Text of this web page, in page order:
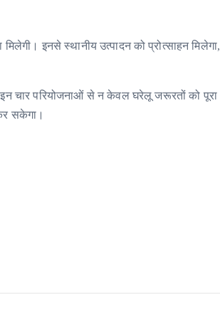
इनसे स्थानीय उत्पादन को प्रोत्साहन मिलेगा,
इन चार परियोजनाओं से न केवल घरेलू जरूरतों को पूरा
सकेगा।